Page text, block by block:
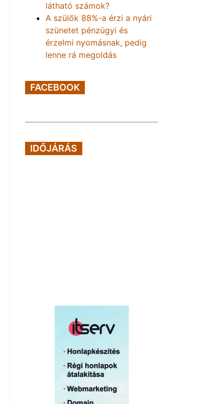
látható számok?
A szülők 88%-a érzi a nyári
szünetet pénzügyi és
érzelmi nyomásnak, pedig
lenne rá megoldás
FACEBOOK
IDŐJÁRÁS